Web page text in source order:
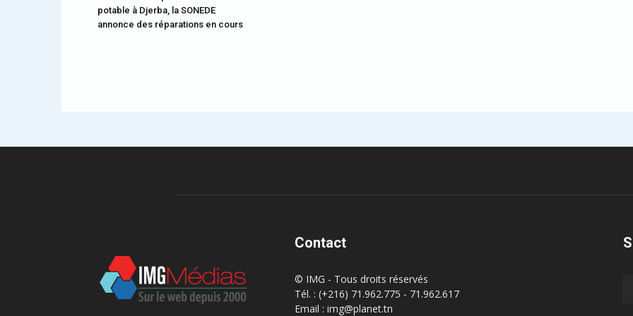
potable à Djerba, la SONEDE
annonce des réparations en cours
Contact
© IMG - Tous droits réservés
Tél. : (+216) 71.962.775 - 71.962.617
Email : img@planet.tn